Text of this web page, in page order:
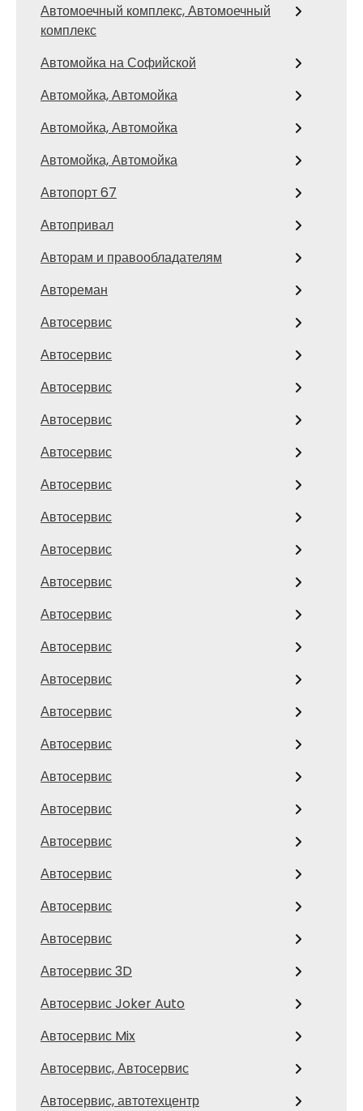
Автомоечный комплекс, Автомоечный
комплекс
Автомойка на Софийской
Автомойка, Автомойка
Автомойка, Автомойка
Автомойка, Автомойка
Автопорт 67
Автопривал
Авторам и правообладателям
Автореман
Автосервис
Автосервис
Автосервис
Автосервис
Автосервис
Автосервис
Автосервис
Автосервис
Автосервис
Автосервис
Автосервис
Автосервис
Автосервис
Автосервис
Автосервис
Автосервис
Автосервис
Автосервис
Автосервис
Автосервис
Автосервис 3D
Автосервис Joker Auto
Автосервис Mix
Автосервис, Автосервис
Автосервис, автотехцентр